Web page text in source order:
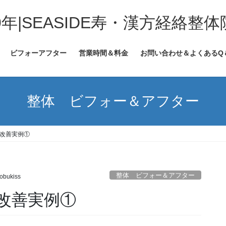
|SEASIDE寿・漢方経絡整体
ビフォーアフター 営業時間＆料金 お問い合わせ＆よくあるQ
整体 ビフォー＆アフター
善実例①
整体 ビフォー＆アフター
善実例①